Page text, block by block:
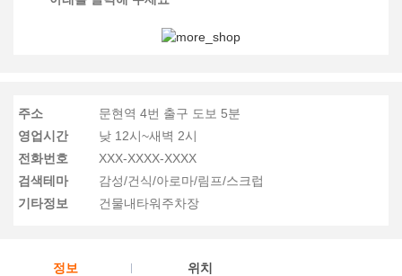
주소
문현역 4번 출구 도보 5분
영업시간
낮 12시~새벽 2시
전화번호
XXX-XXXX-XXXX
검색테마
감성/건식/아로마/림프/스크럽
기타정보
건물내타워주차장
정보 위치